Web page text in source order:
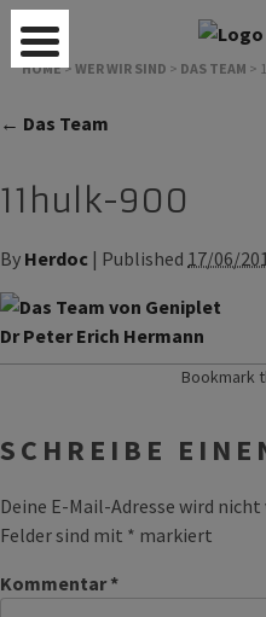
HOME> WER WIR SIND > DAS TEAM >
← Das Team
11hulk-900
By Herdoc | Published 17/06/
Dr Peter Erich Hermann
Bookmark
SCHREIBE
Deine E-Mail-Adresse wird
Felder sind mit * markiert
Kommentar*